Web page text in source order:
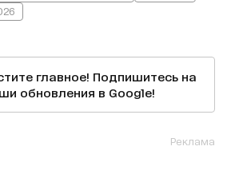
главное! Подпишитесь на
обновления в Google!
Реклама